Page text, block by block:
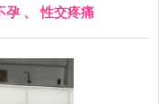
孕 、性交疼痛